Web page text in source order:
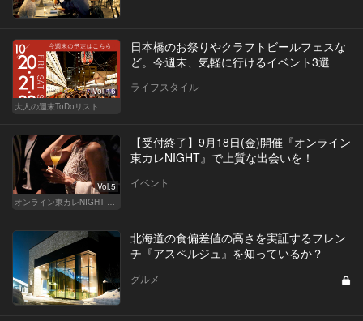
Vol.16
大人の週末ToDoリスト
日本橋のお祭りやクラフトビールフェスな
ど。今週末、気軽に行けるイベント3選
ライフスタイル
Vol.5
【受付終了】9月18日(金)開催『オンライン
東カレNIGHT』で上質な出会いを！
イベント
北海道の食偏差値の高さを実証するフレン
チ『アスペルジュ』を知っているか？
グルメ